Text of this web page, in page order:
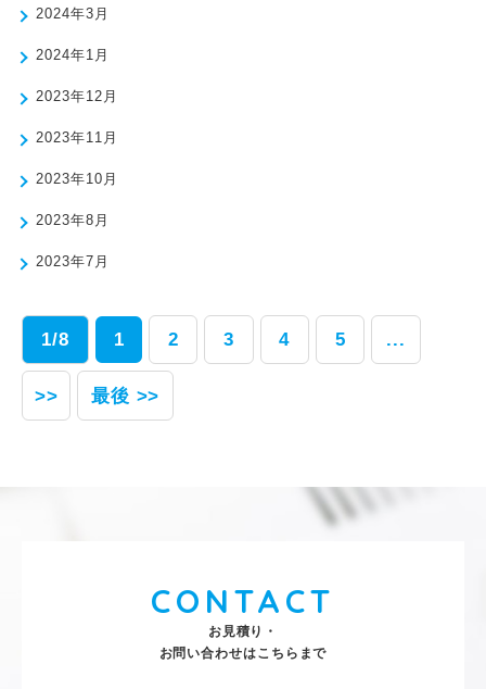
2024年3月
2024年1月
2023年12月
2023年11月
2023年10月
2023年8月
2023年7月
1/8 1 2 3 4 5 ...
>> 最後 >>
CONTACT
お見積り・
お問い合わせはこちらまで